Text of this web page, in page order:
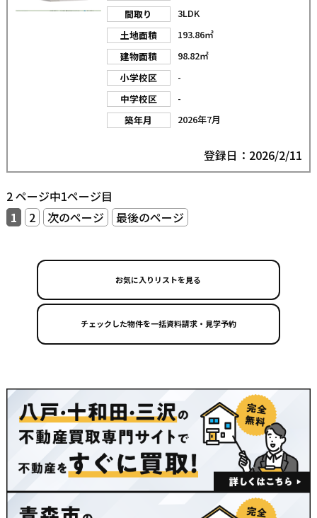
間取り
3LDK
土地面積
193.86㎡
建物面積
98.82㎡
小学校区
-
中学校区
-
築年月
2026年7月
登録日：2026/2/11
2 ページ中1ページ目
1
2 次のページ 最後のページ
お気に入りリストを見る